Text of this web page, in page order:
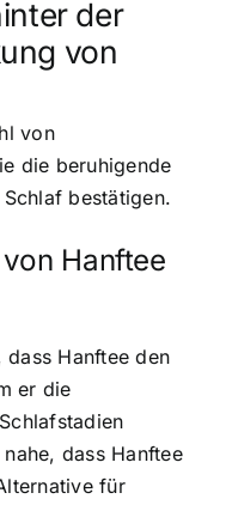
der
von
von
die beruhigende
bestätigen.
Hanftee
dass Hanftee den
er die
dass Hanftee
für